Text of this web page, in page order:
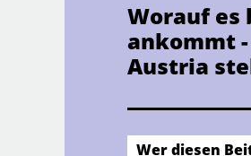
Worauf es
ankommt
Austria
Wer diesen